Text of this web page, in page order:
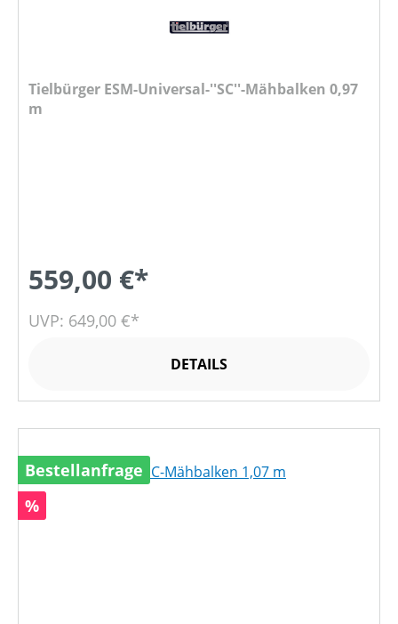
Tielbürger ESM-Universal-''SC''-Mähbalken 0,97
m
559,00 €*
UVP: 649,00 €*
DETAILS
Bestellanfrage
Rabatt
%